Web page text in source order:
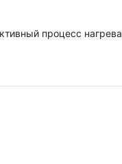
процесс